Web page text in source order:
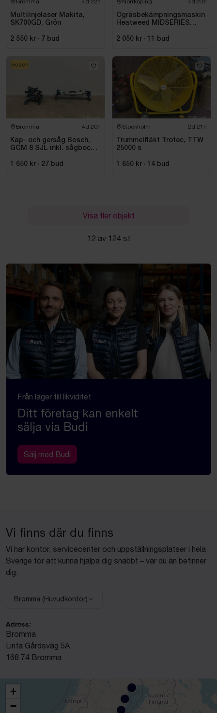
Bromma 4d 22h
Multilinjelaser Makita,
SK700GD, Grön
2 550 kr · 7 bud
Norrköping 4d 23h
Ogräsbekämpningsmaskin
Heatweed MIDSERIES
2 050 kr · 11 bud
Bromma 4d 20h
Kap- och gersåg Bosch,
GCM 8 SJL inkl. sågbock
1 650 kr · 27 bud
Bosch
Stockholm 2d 21h
Trummelfläkt Trotec, TTW
25000 s
1 650 kr · 14 bud
Visa fler objekt
12 av 124 st
Från lager till likviditet
Ditt företag kan enkelt
sälja via Budi
Sälj med Budi
Vi finns där du finns
Vi har kontor, servicecenter och uppställningsplatser i hela
Sverige för att kunna hjälpa dig snabbt – var du än befinner
dig.
Välj anläggning:
Bromma (Huvudkontor)
Adress:
Bromma
Linta Gårdsväg 5A
168 74 Bromma
+
−